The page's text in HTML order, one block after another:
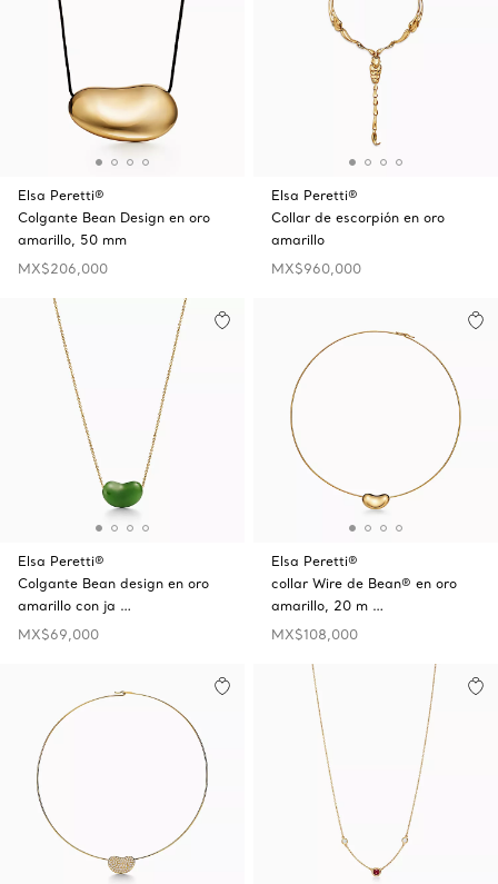
Elsa Peretti®
Colgante Bean Design en oro
amarillo, 50 mm
MX$206,000
Elsa Peretti®
Collar de escorpión en oro
amarillo
MX$960,000
Elsa Peretti®
Colgante Bean design en oro
amarillo con ja …
MX$69,000
Elsa Peretti®
collar Wire de Bean® en oro
amarillo, 20 m …
MX$108,000